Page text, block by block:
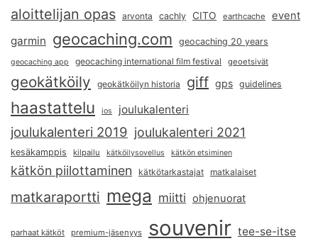
aloittelijan opas arvonta cachly CITO earthcache event
garmin geocaching.com geocaching 20 years
geocaching app geocaching international film festival geoetsivät
geokätköily geokätköilyn historia giff gps guidelines
haastattelu ios joulukalenteri
joulukalenteri 2019 joulukalenteri 2021
kesäkamppis kilpailu kätköilysovellus kätkön etsiminen
kätkön piilottaminen kätkötarkastajat matkalaiset
matkaraportti mega miitti ohjenuorat
parhaat kätköt premium-jäsenyys souvenir tee-se-itse